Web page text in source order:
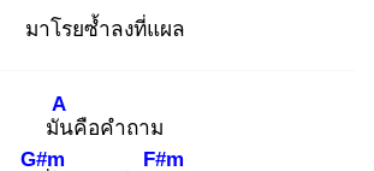
มาโรยซ้ำลงที่แผล
มัน
A
คือคำถาม
G#m
F#m